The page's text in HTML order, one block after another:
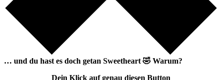
… und du hast es doch getan Sweetheart 🤣 Warum?
Dein Klick auf genau diesen Button